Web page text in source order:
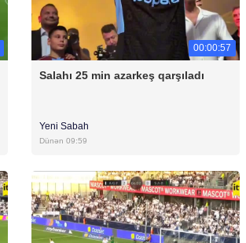
00:00:57
Salahı 25 min azarkeş qarşıladı
Yeni Sabah
Dünən 09:59